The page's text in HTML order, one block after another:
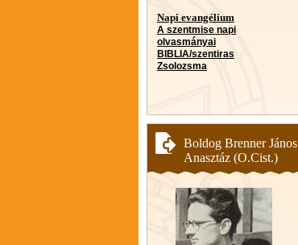
Napi evangélium
A szentmise napi
olvasmányai
BIBLIA/szentiras
Zsolozsma
Boldog Brenner János
Anasztáz (O.Cist.)